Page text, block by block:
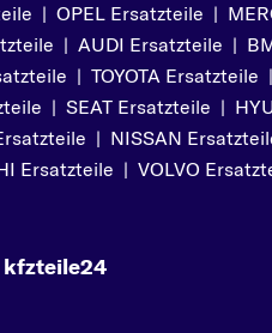
R
| OPEL Ersatzteile |
| AUDI Ersatzteile |
| TOYOTA Ersatzteile |
| SEAT Ersatzteile |
| NISSAN
Ersatzteile | VOLVO
kfzteile24